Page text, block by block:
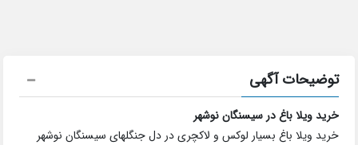
توضیحات آگهی
خرید ویلا باغ در سیسنگان نوشهر
خرید ویلا باغ بسیار لوکس و لاکچری در دل جنگلهای سیسنگان نوشهر